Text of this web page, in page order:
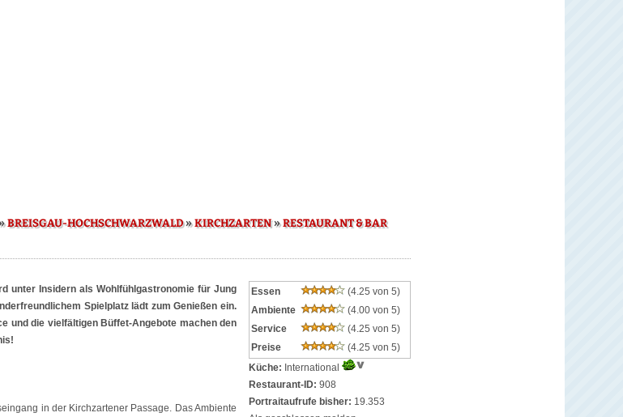
BREISGAU-HOCHSCHWARZWALD»KIRCHZARTEN»RESTAURANT & BAR
unter Insidern als Wohlfühlgastronomie für Jung
Spielplatz lädt zum Genießen ein.
und die vielfältigen Büffet-Angebote machen den
in der Kirchzartener Passage. Das Ambiente
Essen
(4.25 von 5)
Ambiente
(4.00 von 5)
Service
(4.25 von 5)
Preise
(4.25 von 5)
Küche: International
Restaurant-ID: 908
Portraitaufrufe bisher: 19.353